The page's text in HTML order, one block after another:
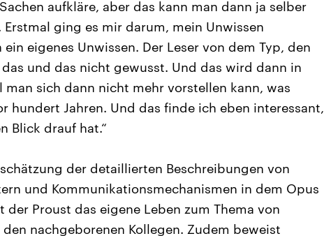
aufkläre, aber das kann man dann ja selber
ging es mir darum, mein Unwissen
eigenes Unwissen. Der Leser von dem Typ, den
und das nicht gewusst. Und das wird dann in
sich dann nicht mehr vorstellen kann, was
hundert Jahren. Und das finde ich eben interessant,
Blick drauf hat.“
der detaillierten Beschreibungen von
und Kommunikationsmechanismen in dem Opus
Proust das eigene Leben zum Thema von
nachgeborenen Kollegen. Zudem beweist